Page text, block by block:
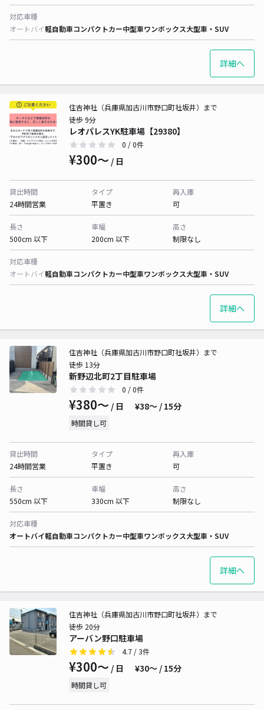
対応車種
オートバイ軽自動車コンパクトカー中型車ワンボックス大型車・SUV
詳細へ
レオパレスYK駐車場【29380】
住吉神社（兵庫県加古川市野口町社坂井）まで
徒歩 9分
0 / 0件
¥300〜 / 日
貸出時間
24時間営業
タイプ
平置き
再入庫
可
長さ
500cm 以下
車幅
200cm 以下
高さ
制限なし
対応車種
オートバイ軽自動車コンパクトカー中型車ワンボックス大型車・SUV
詳細へ
新野辺北町2丁目駐車場
住吉神社（兵庫県加古川市野口町社坂井）まで
徒歩 13分
0 / 0件
¥380〜 / 日 ¥38〜 / 15分
時間貸し可
貸出時間
24時間営業
タイプ
平置き
再入庫
可
長さ
550cm 以下
車幅
330cm 以下
高さ
制限なし
対応車種
オートバイ軽自動車コンパクトカー中型車ワンボックス大型車・SUV
詳細へ
アーバン野口駐車場
住吉神社（兵庫県加古川市野口町社坂井）まで
徒歩 20分
4.7 / 3件
¥300〜 / 日 ¥30〜 / 15分
時間貸し可